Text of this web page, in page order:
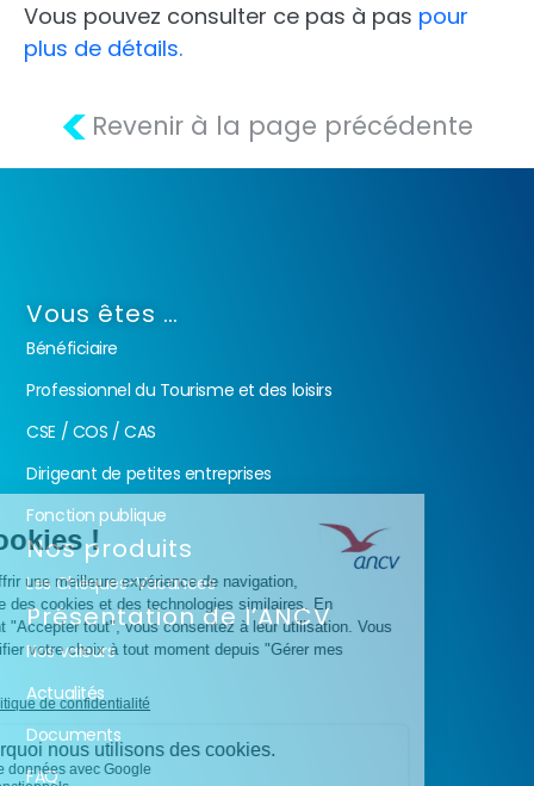
Vous pouvez consulter ce pas à pas pour
plus de détails.
< Revenir à la page précédente
Vous êtes …
Bénéficiaire
Professionnel du Tourisme et des loisirs
CSE / COS / CAS
Dirigeant de petites entreprises
Fonction publique
Nos produits
Les Chèques-Vacances
Présentation de l’ANCV
Nos valeurs
Actualités
Documents
FAQ